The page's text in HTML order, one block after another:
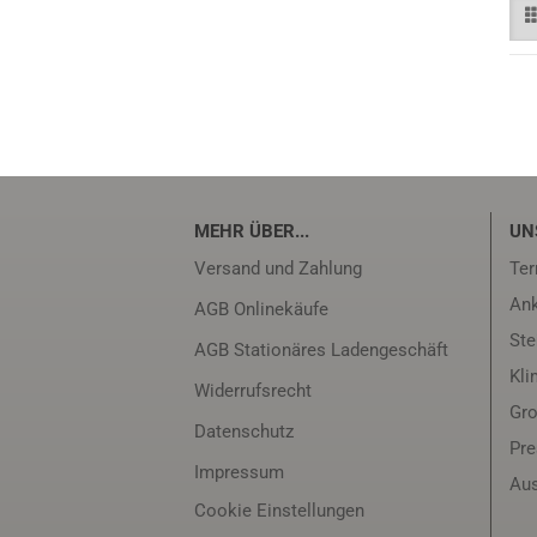
MEHR ÜBER...
Versand und Zahlung
AGB Onlinekäufe
AGB Stationäres Ladengeschäft
Widerrufsrecht
Datenschutz
Impressum
Cookie Einstellungen